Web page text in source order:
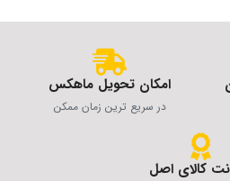
امکان تحویل ماهکس
در سریع ترین زمان ممکن
کالای اصل